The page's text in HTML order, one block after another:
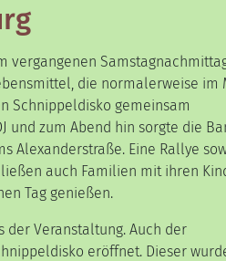
vergangenen
die normalerweise im
Schnippeldisko gemeinsam
und zum Abend hin sorgte die
Alexanderstraße. Eine Rallye
auch Familien mit ihren
Tag genießen.
der Veranstaltung. Auch der
eröffnet. Dieser